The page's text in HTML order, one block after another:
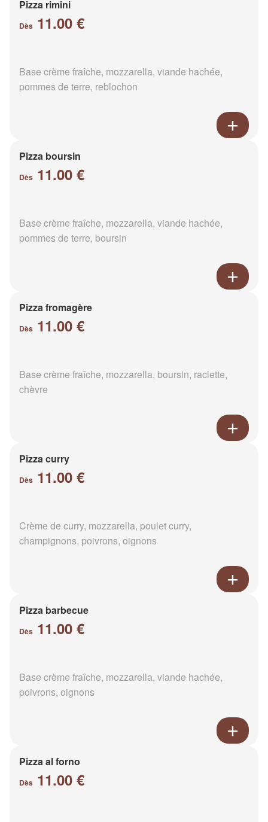
Pizza rimini
Dès 11.00 €
Base crème fraîche, mozzarella, viande hachée,
pommes de terre, reblochon
Pizza boursin
Dès 11.00 €
Base crème fraîche, mozzarella, viande hachée,
pommes de terre, boursin
Pizza fromagère
Dès 11.00 €
Base crème fraîche, mozzarella, boursin, raclette,
chèvre
Pizza curry
Dès 11.00 €
Crème de curry, mozzarella, poulet curry,
champignons, poivrons, oignons
Pizza barbecue
Dès 11.00 €
Base crème fraîche, mozzarella, viande hachée,
poivrons, oignons
Pizza al forno
Dès 11.00 €